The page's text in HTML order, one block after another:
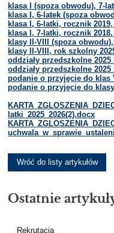
klasa I (spoza obwodu), 7-
klasa I, 6-latek (spoza
klasa I, 6-latki, rocznik
klasa I, 7-latki, rocznik
klasy II-VIII (spoza
klasy II-VIII, rok szkolny
oddziały przedszkolne 2025
oddziały przedszkolne 2025
podanie o przyjęcie do klas
podanie o przyjęcie do
latki_2025_2026(2).docx
Wróć do listy artykułów
Ostatnie
Rekrutacja